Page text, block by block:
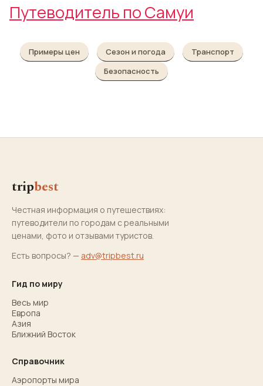
Путеводитель по Самуи
Примеры цен Сезон и погода
Транспорт
Безопасность
tripbest
Честная информация о путешествиях:
путеводители по городам с реальными
ценами, фото и отзывами туристов.
Есть вопросы? — adv@tripbest.ru
Гид по миру
Весь мир
Европа
Азия
Ближний Восток
Справочник
Аэропорты мира